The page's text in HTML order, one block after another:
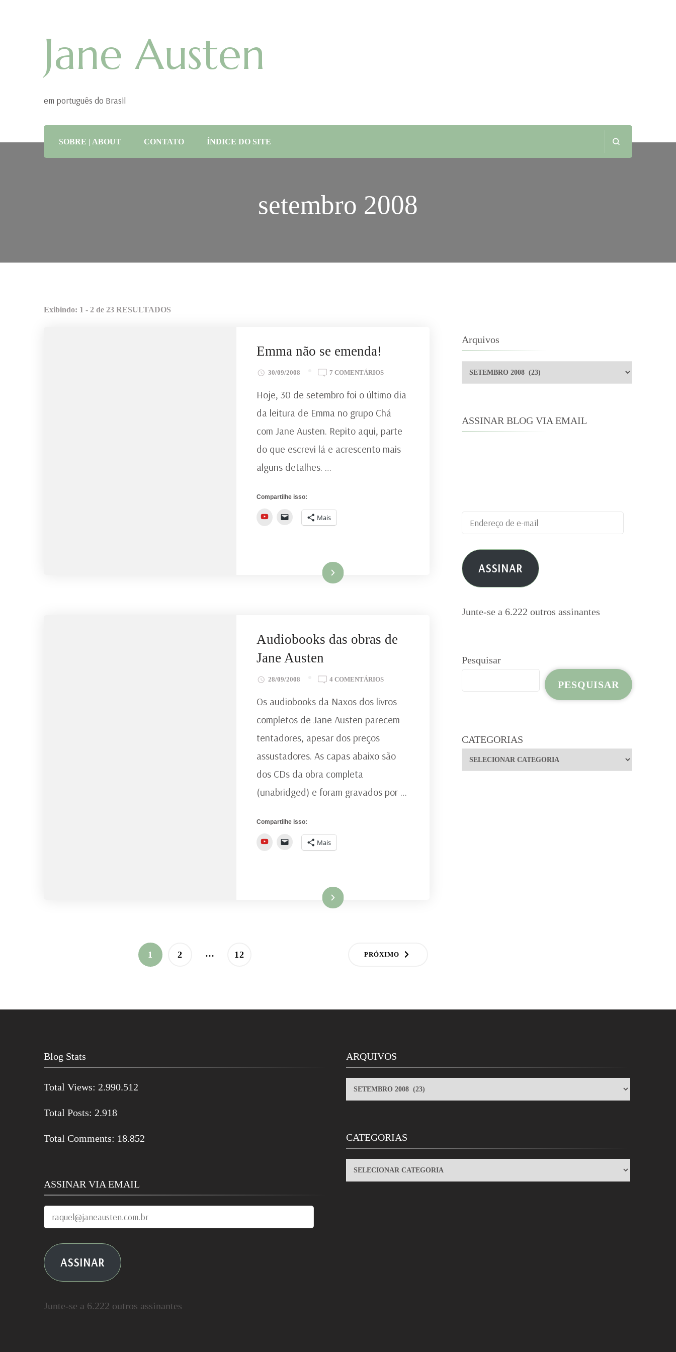
Jane Austen
em português do Brasil
SOBRE | ABOUT CONTATO ÍNDICE DO SITE
setembro 2008
Exibindo: 1 - 2 de 23 RESULTADOS
Emma não se emenda!
30/09/2008 7 COMENTÁRIOSEM
NÃO
EMENDA!
Hoje, 30 de setembro foi o último dia
da leitura de Emma no grupo Chá
com Jane Austen. Repito aqui, parte
do que escrevi lá e acrescento mais
alguns detalhes. …
Compartilhe isso:
YouTube Mais
Ler mais
Audiobooks das obras de
Jane Austen
28/09/2008 4 COMENTÁRIOSEM
DAS
DE
Os audiobooks da Naxos dos livros
completos de Jane Austen parecem
tentadores, apesar dos preços
assustadores. As capas abaixo são
dos CDs da obra completa
(unabridged) e foram gravados por …
Compartilhe isso:
YouTube Mais
Ler mais
Paginação
posts
PÁGINA
1 PÁGINA
2 … PÁGINA
12 PRÓXIMO
Arquivos
Arquivos
ASSINAR BLOG VIA EMAIL
Endereço
de
e-
mail ASSINAR
Junte-se a 6.222 outros assinantes
Pesquisar
PESQUISAR
CATEGORIAS
Blog Stats
Total Views: 2.990.512
Total Posts: 2.918
Total Comments: 18.852
ASSINAR VIA EMAIL
raquel@janeausten.com.br
ASSINAR
Junte-se a 6.222 outros assinantes
ARQUIVOS
ARQUIVOS
CATEGORIAS
CATEGORIAS